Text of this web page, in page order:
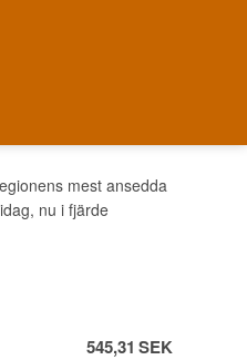
mest ansedda
nu i fjärde
545,31 SEK